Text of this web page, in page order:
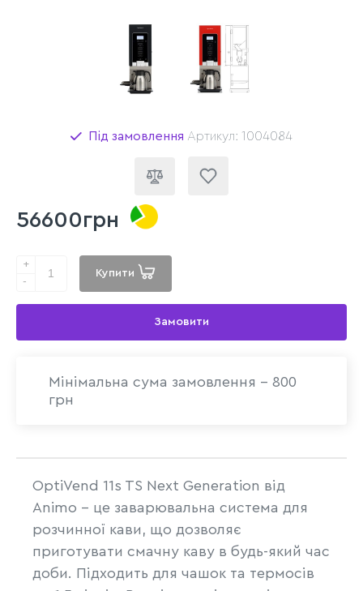
Під замовлення Артикул: 1004084
56600грн
+
-
Купити
Замовити
Мінімальна сума замовлення - 800
грн
OptiVend 11s TS Next Generation від
Animo - це заварювальна система для
розчинної кави, що дозволяє
приготувати смачну каву в будь-який час
доби. Підходить для чашок та термосів